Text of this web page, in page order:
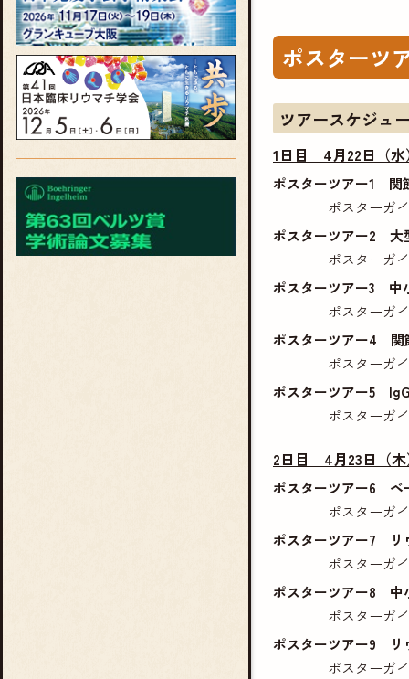
ポスターツ
ツアースケジュ
1日目 4月22日（
ポスターツアー1 関
ポスターガ
ポスターツアー2 大
ポスターガ
ポスターツアー3 中
ポスターガ
ポスターツアー4 関
ポスターガ
ポスターツアー5
ポスターガ
2日目 4月23日（
ポスターツアー6 ベ
ポスターガ
ポスターツアー7 リ
ポスターガ
ポスターツアー8 中
ポスターガ
ポスターツアー9 リ
ポスターガ